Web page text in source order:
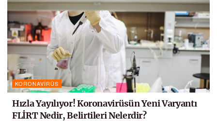
KORONAVIRÜS
Hızla Yayılıyor! Koronavirüsün Yeni Varyantı
FLİRT Nedir, Belirtileri Nelerdir?